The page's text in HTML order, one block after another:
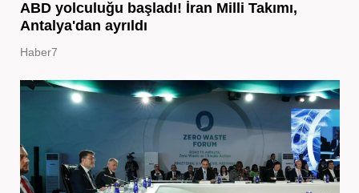
ABD yolculuğu başladı! İran Milli Takımı,
Antalya'dan ayrıldı
Haber7